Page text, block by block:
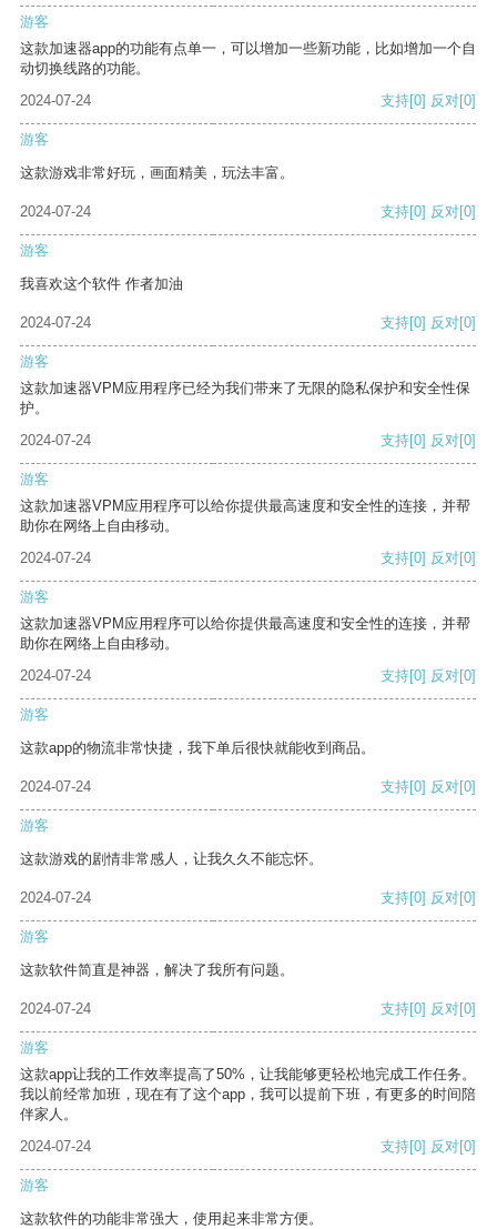
游客
这款加速器app的功能有点单一，可以增加一些新功能，比如增加一个自
动切换线路的功能。
2024-07-24
支持[0] 反对[0]
游客
这款游戏非常好玩，画面精美，玩法丰富。
2024-07-24 支持[0] 反对[0]
游客
我喜欢这个软件 作者加油
2024-07-24 支持[0] 反对[0]
游客
这款加速器VPM应用程序已经为我们带来了无限的隐私保护和安全性保
护。
2024-07-24
支持[0] 反对[0]
游客
这款加速器VPM应用程序可以给你提供最高速度和安全性的连接，并帮
助你在网络上自由移动。
2024-07-24
支持[0] 反对[0]
游客
这款加速器VPM应用程序可以给你提供最高速度和安全性的连接，并帮
助你在网络上自由移动。
2024-07-24
支持[0] 反对[0]
游客
这款app的物流非常快捷，我下单后很快就能收到商品。
2024-07-24 支持[0] 反对[0]
游客
这款游戏的剧情非常感人，让我久久不能忘怀。
2024-07-24 支持[0] 反对[0]
游客
这款软件简直是神器，解决了我所有问题。
2024-07-24 支持[0] 反对[0]
游客
这款app让我的工作效率提高了50%，让我能够更轻松地完成工作任务。
我以前经常加班，现在有了这个app，我可以提前下班，有更多的时间陪
伴家人。
2024-07-24
支持[0] 反对[0]
游客
这款软件的功能非常强大，使用起来非常方便。